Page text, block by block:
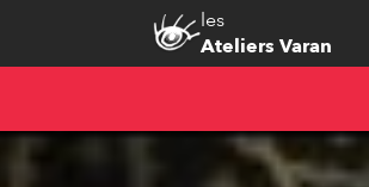
les
Ateliers Varan